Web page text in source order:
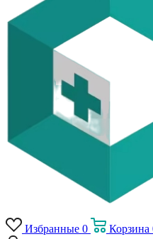
Избранные 0 Корзина